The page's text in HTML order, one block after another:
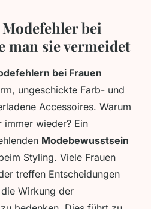
bei
man sie vermeidet
bei Frauen
ungeschickte Farb- und
Accessoires. Warum
immer wieder? Ein
Modebewusstsein
Styling. Viele Frauen
treffen Entscheidungen
Wirkung der